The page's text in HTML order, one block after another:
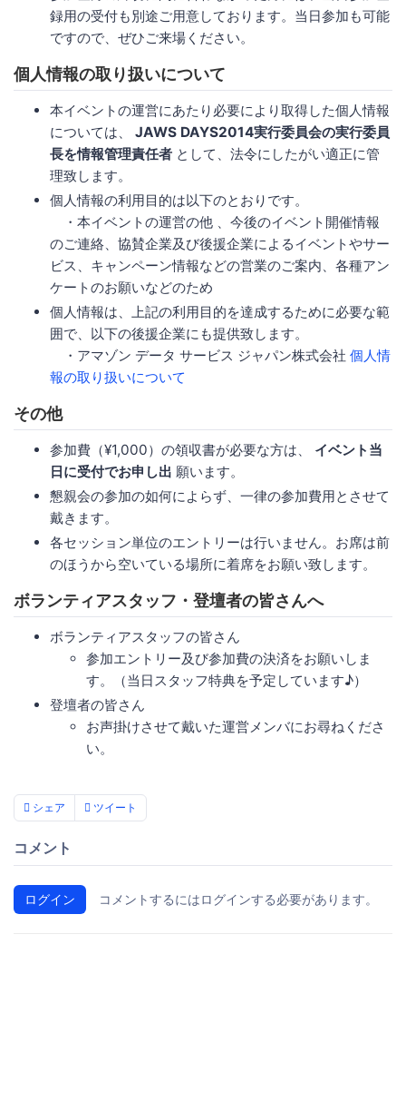
録用の受付も別途ご用意しております。当日参加も可能
ですので、ぜひご来場ください。
個人情報の取り扱いについて
本イベントの運営にあたり必要により取得した個人情報
については、 JAWS DAYS2014実行委員会の実行委員
長を情報管理責任者 として、法令にしたがい適正に管
理致します。
個人情報の利用目的は以下のとおりです。
・本イベントの運営の他 、今後のイベント開催情報
のご連絡、協賛企業及び後援企業によるイベントやサー
ビス、キャンペーン情報などの営業のご案内、各種アン
ケートのお願いなどのため
個人情報は、上記の利用目的を達成するために必要な範
囲で、以下の後援企業にも提供致します。
・アマゾン データ サービス ジャパン株式会社 個人情
報の取り扱いについて
その他
参加費（¥1,000）の領収書が必要な方は、 イベント当
日に受付でお申し出 願います。
懇親会の参加の如何によらず、一律の参加費用とさせて
戴きます。
各セッション単位のエントリーは行いません。お席は前
のほうから空いている場所に着席をお願い致します。
ボランティアスタッフ・登壇者の皆さんへ
ボランティアスタッフの皆さん
参加エントリー及び参加費の決済をお願いしま
す。（当日スタッフ特典を予定しています♪）
登壇者の皆さん
お声掛けさせて戴いた運営メンバにお尋ねくださ
い。
シェア ツイート
コメント
ログイン コメントするにはログインする必要があります。